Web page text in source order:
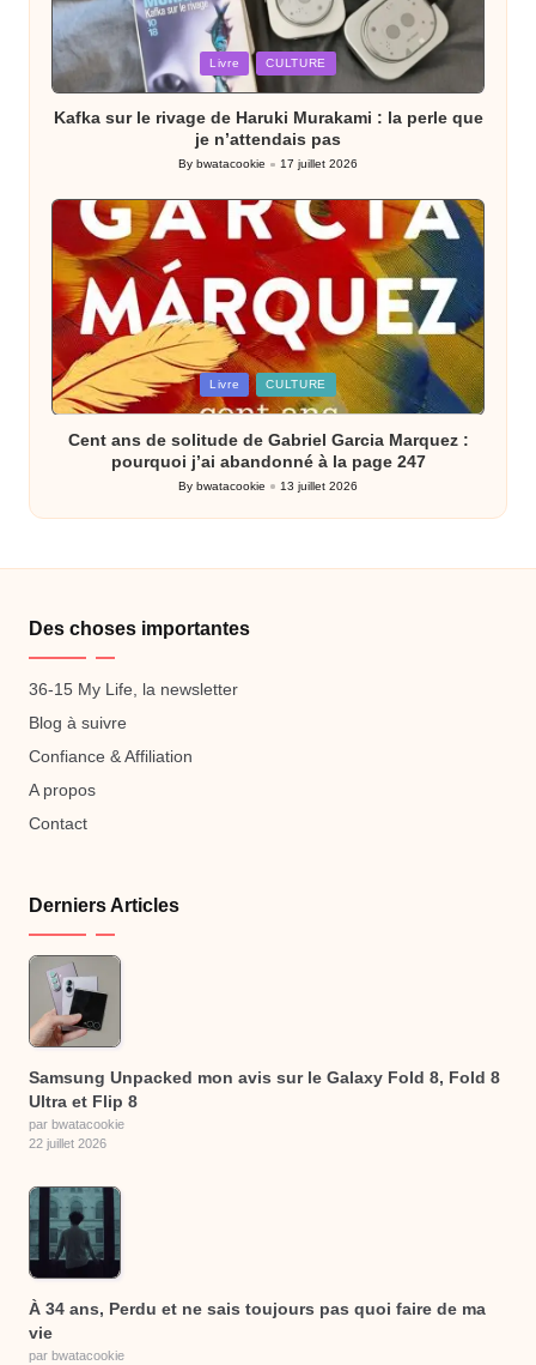
Posted
Livre CULTURE
Kafka sur le rivage de Haruki Murakami : la perle que
je n’attendais pas
Posted
By bwatacookie 17 juillet 2026
Posted
in
Livre CULTURE
Cent ans de solitude de Gabriel Garcia Marquez :
pourquoi j’ai abandonné à la page 247
Posted
by
By bwatacookie 13 juillet 2026
Des choses importantes
36-15 My Life, la newsletter
Blog à suivre
Confiance & Affiliation
A propos
Contact
Derniers Articles
Samsung Unpacked mon avis sur le Galaxy Fold 8, Fold 8
Ultra et Flip 8
par bwatacookie
22 juillet 2026
À 34 ans, Perdu et ne sais toujours pas quoi faire de ma
vie
par bwatacookie